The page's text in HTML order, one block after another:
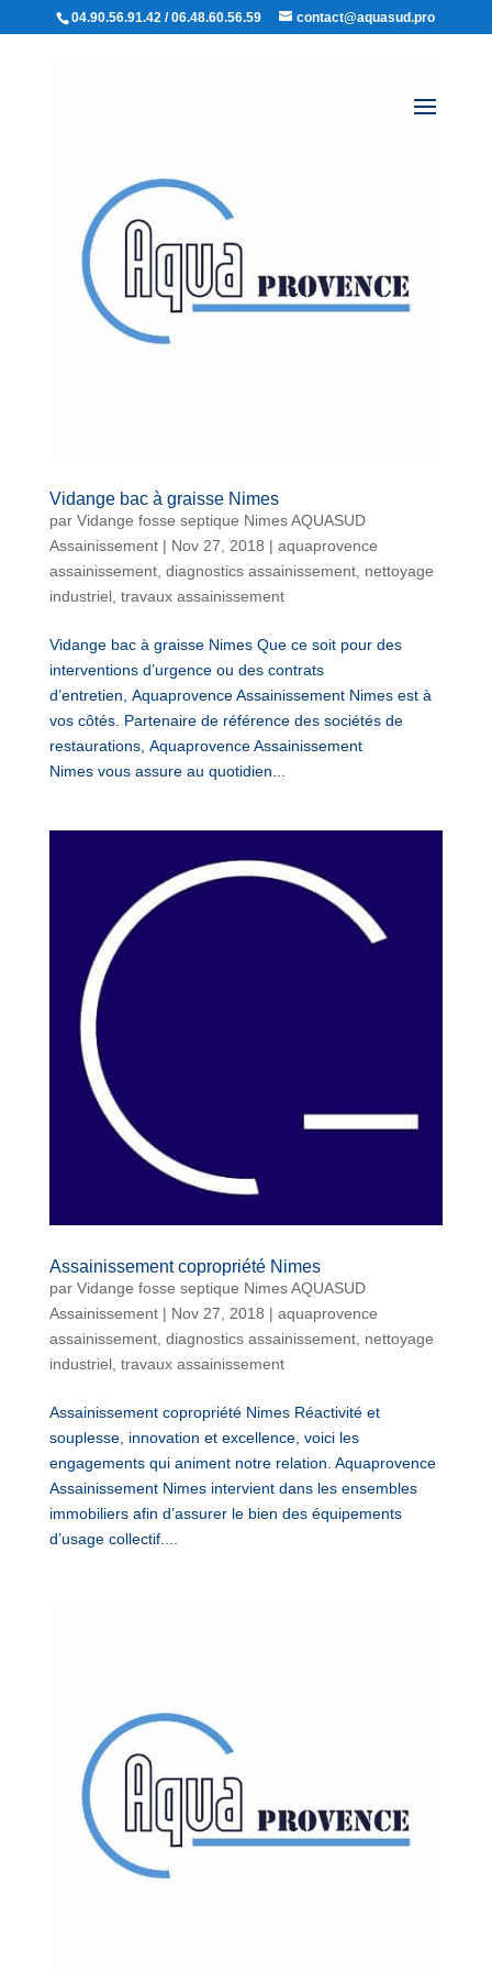
04.90.56.91.42 / 06.48.60.56.59 contact@aquasud.pro
Vidange bac à graisse Nimes
par Vidange fosse septique Nimes AQUASUD
Assainissement| Nov 27, 2018 | aquaprovence
assainissement, diagnostics assainissement, nettoyage
industriel, travaux assainissement
Vidange bac à graisse Nimes Que ce soit pour des
interventions d’urgence ou des contrats
d’entretien, Aquaprovence Assainissement Nimes est à
vos côtés. Partenaire de référence des sociétés de
restaurations, Aquaprovence Assainissement
Nimes vous assure au quotidien...
Assainissement copropriété Nimes
par Vidange fosse septique Nimes AQUASUD
Assainissement| Nov 27, 2018 | aquaprovence
assainissement, diagnostics assainissement, nettoyage
industriel, travaux assainissement
Assainissement copropriété Nimes Réactivité et
souplesse, innovation et excellence, voici les
engagements qui animent notre relation. Aquaprovence
Assainissement Nimes intervient dans les ensembles
immobiliers afin d’assurer le bien des équipements
d’usage collectif....